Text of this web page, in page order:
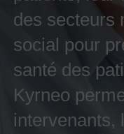
des secteurs
social pour
santé des
Kyrneo
intervenants,